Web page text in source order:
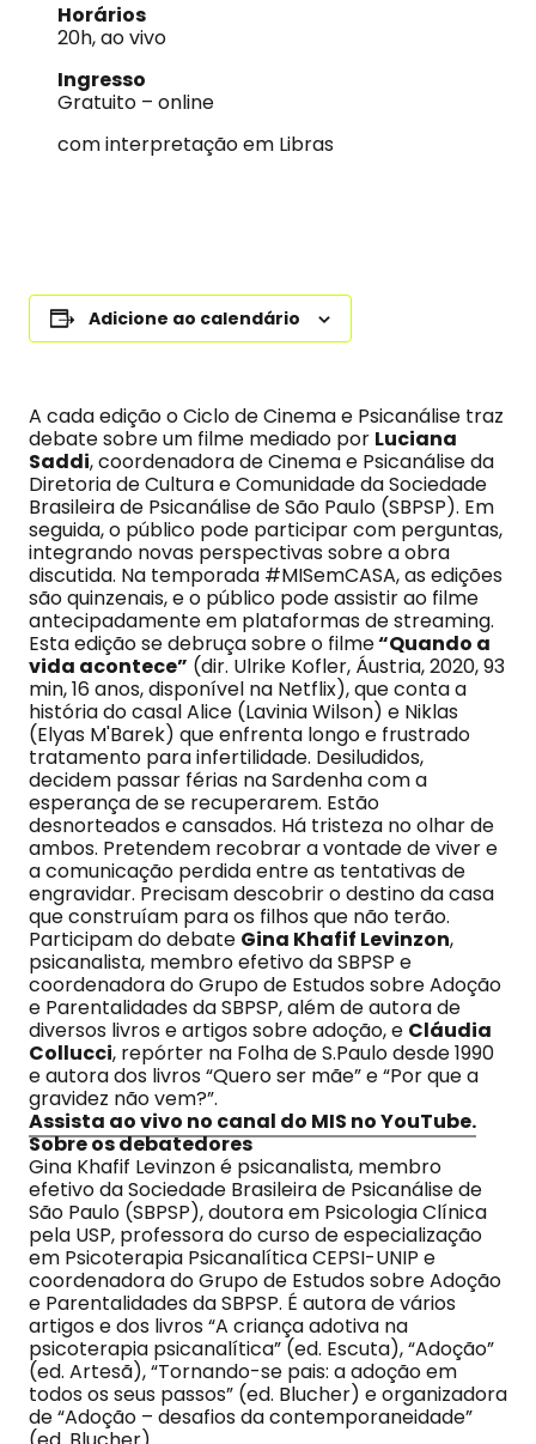
Horários
20h, ao vivo
Ingresso
Gratuito – online
com interpretação em Libras
Adicione ao calendário
A cada edição o Ciclo de Cinema e Psicanálise traz
debate sobre um filme mediado por Luciana
Saddi, coordenadora de Cinema e Psicanálise da
Diretoria de Cultura e Comunidade da Sociedade
Brasileira de Psicanálise de São Paulo (SBPSP). Em
seguida, o público pode participar com perguntas,
integrando novas perspectivas sobre a obra
discutida. Na temporada #MISemCASA, as edições
são quinzenais, e o público pode assistir ao filme
antecipadamente em plataformas de streaming.
Esta edição se debruça sobre o filme“Quando a
vida acontece” (dir. Ulrike Kofler, Áustria, 2020, 93
min, 16 anos, disponível na Netflix), que conta a
história do casal Alice (Lavinia Wilson) e Niklas
(Elyas M'Barek) que enfrenta longo e frustrado
tratamento para infertilidade. Desiludidos,
decidem passar férias na Sardenha com a
esperança de se recuperarem. Estão
desnorteados e cansados. Há tristeza no olhar de
ambos. Pretendem recobrar a vontade de viver e
a comunicação perdida entre as tentativas de
engravidar. Precisam descobrir o destino da casa
que construíam para os filhos que não terão.
Participam do debate Gina Khafif Levinzon,
psicanalista, membro efetivo da SBPSP e
coordenadora do Grupo de Estudos sobre Adoção
e Parentalidades da SBPSP, além de autora de
diversos livros e artigos sobre adoção, e Cláudia
Collucci, repórter na Folha de S.Paulo desde 1990
e autora dos livros “Quero ser mãe” e “Por que a
gravidez não vem?”.​
Assista ao vivo no canal do MIS no YouTube.
Sobre os debatedores
Gina Khafif Levinzon é psicanalista, membro
efetivo da Sociedade Brasileira de Psicanálise de
São Paulo (SBPSP), doutora em Psicologia Clínica
pela USP, professora do curso de especialização
em Psicoterapia Psicanalítica CEPSI-UNIP e
coordenadora do Grupo de Estudos sobre Adoção
e Parentalidades da SBPSP. É autora de vários
artigos e dos livros “A criança adotiva na
psicoterapia psicanalítica” (ed. Escuta), “Adoção”
(ed. Artesã), “Tornando-se pais: a adoção em
todos os seus passos” (ed. Blucher) e organizadora
de “Adoção – desafios da contemporaneidade”